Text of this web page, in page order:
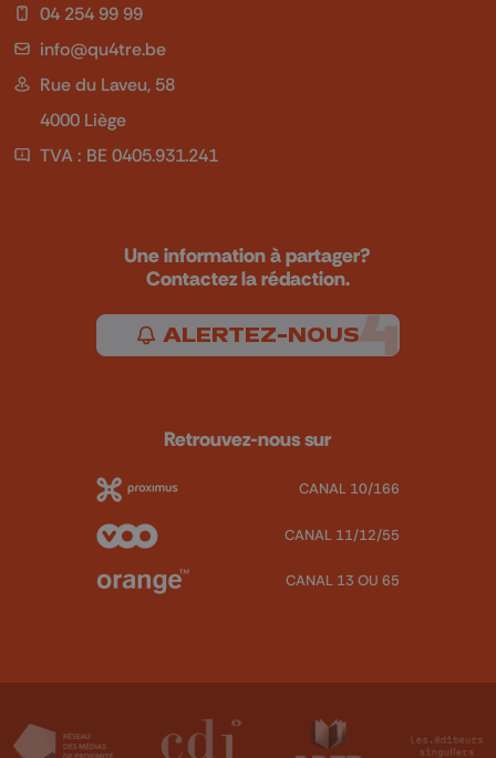
04 254 99 99
info@qu4tre.be
Rue du Laveu, 58
4000 Liège
TVA : BE 0405.931.241
Une information à partager?
Contactez la rédaction.
ALERTEZ-NOUS
Retrouvez-nous sur
CANAL 10/166
CANAL 11/12/55
CANAL 13 OU 65